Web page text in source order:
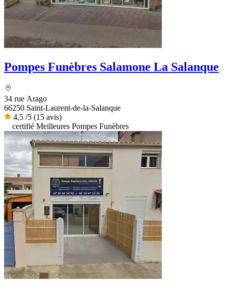
Pompes Funèbres Salamone La Salanque
34 rue Arago
66250 Saint-Laurent-de-la-Salanque
4,5 /5 (15 avis)
certifié Meilleures Pompes Funèbres